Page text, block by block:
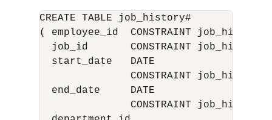
CREATE TABLE job_history#
( employee_id  CONSTRAINT
job_id       CONSTRAINT
  start_date   DATE
CONSTRAINT
  end_date     DATE
CONSTRAINT